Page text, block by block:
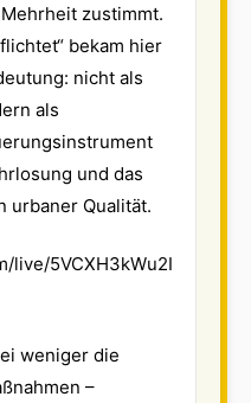
zustimmt.
bekam hier
nicht als
als
und das
urbaner Qualität.
live/5VCXH3kWu2I
weniger die
–